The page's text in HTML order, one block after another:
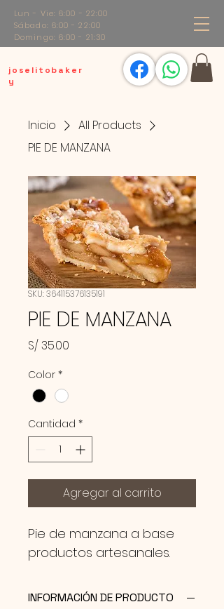
Lun - Vie: 6:00 - 22:00
Sábado: 6:00 - 22:00
Domingo: 6:00 - 21:30
joselitobaker
y
Inicio
All Products
PIE DE MANZANA
SKU: 364115376135191
PIE DE MANZANA
S/ 35.00
Color *
Cantidad *
Agregar al carrito
Pie de manzana a base
productos artesanales.
INFORMACIÓN DE PRODUCTO